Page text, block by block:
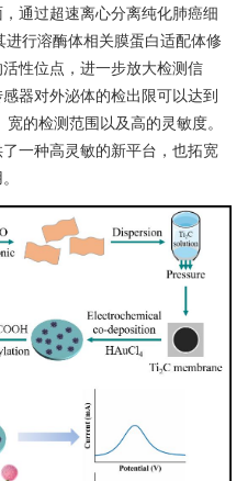
通过超速离心分离纯化肺癌细
进行溶酶体相关膜蛋白适配体修
性位点，进一步放大检测信
器对外泌体的检出限可以达到
的检测范围以及高的灵敏度。
一种高灵敏的新平台，也拓宽